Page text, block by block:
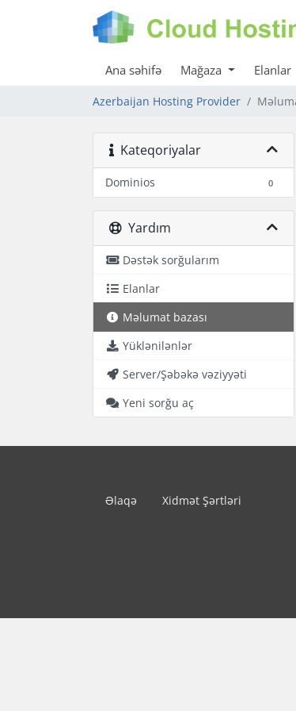
Ana səhifə Mağaza Elanlar
Azerbaijan Hosting Provider
Kateqoriyalar
Dominios 0
Yardım
Dəstək sorğularım
Elanlar
Məlumat bazası
Yüklənilənlər
Server/Şəbəkə vəziyyəti
Yeni sorğu aç
Əlaqə Xidmət Şərtləri